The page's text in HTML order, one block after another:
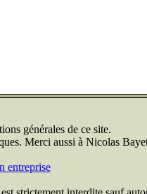
générales de ce site.
Merci aussi à Nicolas
entreprise